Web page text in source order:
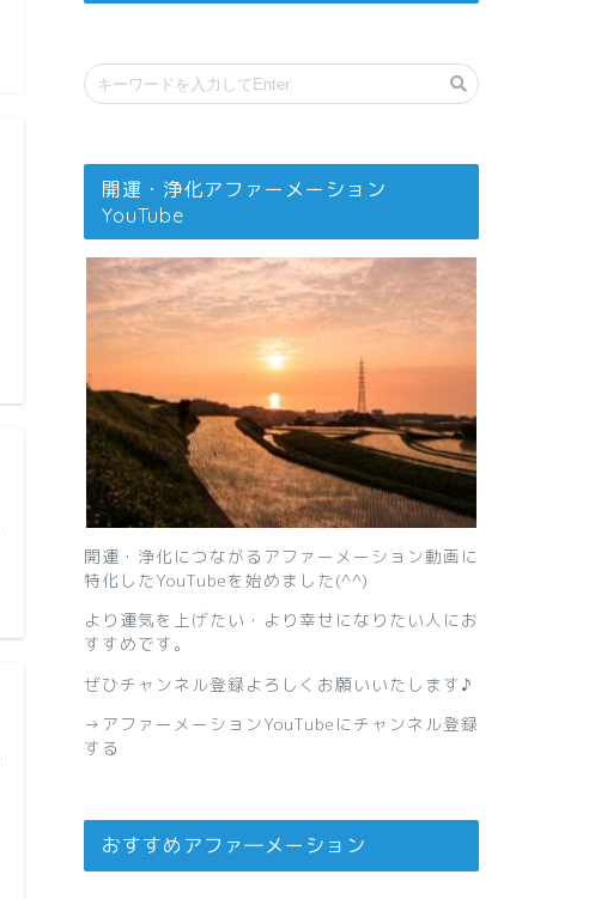
開運・浄化アファーメーション
YouTube
開運・浄化につながるアファーメーション動画に
特化したYouTubeを始めました(^^)
より運気を上げたい・より幸せになりたい人にお
すすめです。
ぜひチャンネル登録よろしくお願いいたします♪
→ アファーメーションYouTubeにチャンネル登録
する
おすすめアファ―メーション